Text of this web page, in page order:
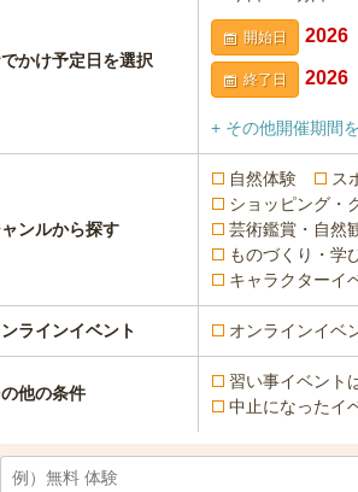
かけ予定日を選択
開始日
終了日
+ その他開催期間
ンルから探す
自然体験 ス
ショッピング・
芸術鑑賞・自然
ものづくり・学
キャラクターイ
ラインイベント オンラインイベ
他の条件
習い事イベント
中止になったイ